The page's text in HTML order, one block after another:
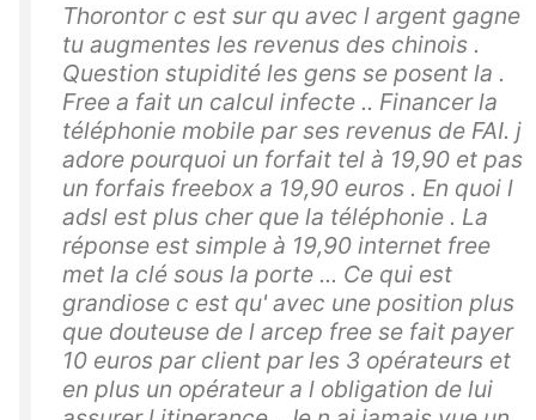
Thorontor c est sur qu avec l argent gagne
tu augmentes les revenus des chinois .
Question stupidité les gens se posent la .
Free a fait un calcul infecte .. Financer la
téléphonie mobile par ses revenus de FAI. j
adore pourquoi un forfait tel à 19,90 et pas
un forfais freebox a 19,90 euros . En quoi l
adsl est plus cher que la téléphonie . La
réponse est simple à 19,90 internet free
met la clé sous la porte ... Ce qui est
grandiose c est qu' avec une position plus
que douteuse de l arcep free se fait payer
10 euros par client par les 3 opérateurs et
en plus un opérateur a l obligation de lui